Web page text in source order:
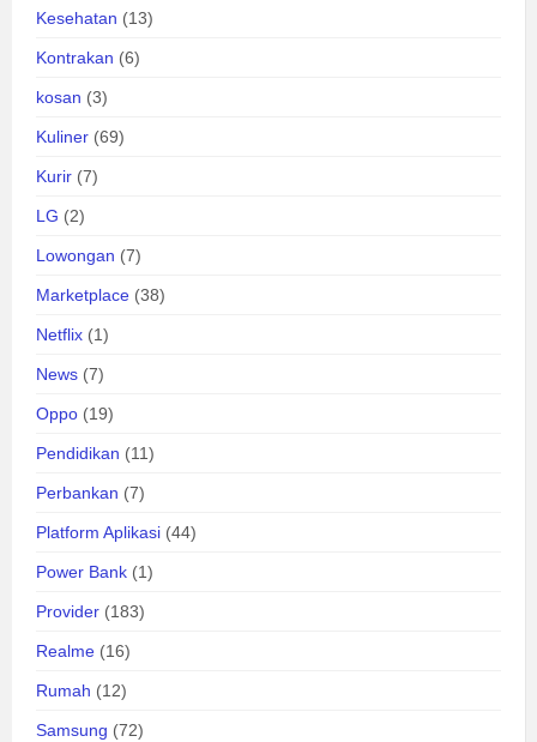
Kesehatan (13)
Kontrakan (6)
kosan (3)
Kuliner (69)
Kurir (7)
LG (2)
Lowongan (7)
Marketplace (38)
Netflix (1)
News (7)
Oppo (19)
Pendidikan (11)
Perbankan (7)
Platform Aplikasi (44)
Power Bank (1)
Provider (183)
Realme (16)
Rumah (12)
Samsung (72)